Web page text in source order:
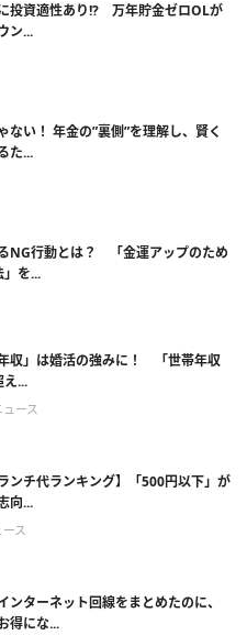
投資適性あり!? 万年貯金ゼロOLが
ン...
ない！ 年金の”裏側”を理解し、賢く
た...
NG行動とは？ 「金運アップのため
を...
収」は婚活の強みに！ 「世帯年収
え...
ース
ンチ代ランキング】「500円以下」が
向...
ス
ンターネット回線をまとめたのに、
得にな...